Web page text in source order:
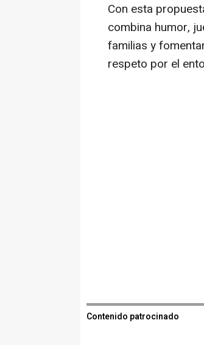
Con esta
combina humor,
familias y
respeto por el
Contenido patrocinado